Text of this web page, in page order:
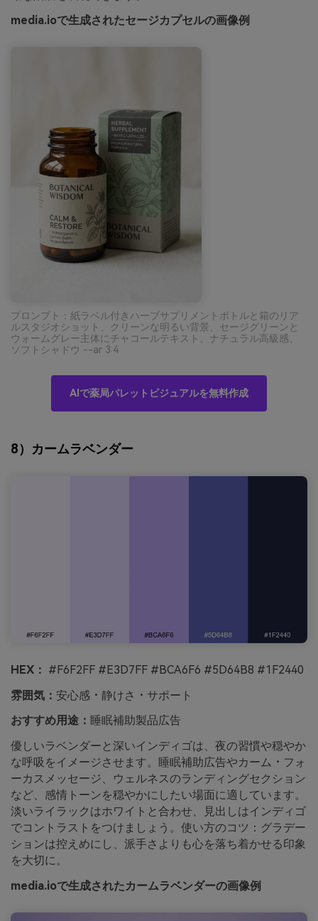
media.ioで生成されたセージカプセルの画像例
プロンプト：紙ラベル付きハーブサプリメントボトルと箱のリア
ルスタジオショット、クリーンな明るい背景、セージグリーンと
ウォームグレー主体にチャコールテキスト、ナチュラル高級感、
ソフトシャドウ --ar 3:4
AIで薬局パレットビジュアルを無料作成
8）カームラベンダー
HEX： #F6F2FF #E3D7FF #BCA6F6 #5D64B8 #1F2440
雰囲気： 安心感・静けさ・サポート
おすすめ用途： 睡眠補助製品広告
優しいラベンダーと深いインディゴは、夜の習慣や穏やか
な呼吸をイメージさせます。睡眠補助広告やカーム・フォ
ーカスメッセージ、ウェルネスのランディングセクション
など、感情トーンを穏やかにしたい場面に適しています。
淡いライラックはホワイトと合わせ、見出しはインディゴ
でコントラストをつけましょう。使い方のコツ：グラデー
ションは控えめにし、派手さよりも心を落ち着かせる印象
を大切に。
media.ioで生成されたカームラベンダーの画像例